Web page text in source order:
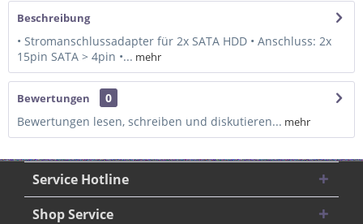
Beschreibung
• Stromanschlussadapter für 2x SATA HDD • Anschluss: 2x
15pin SATA > 4pin •... mehr
Bewertungen
0
Bewertungen lesen, schreiben und diskutieren... mehr
Service Hotline
Shop Service